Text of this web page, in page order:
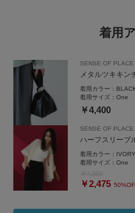
着用
SENSE OF PLACE
メタルツキキン
着用カラー：
着用サイズ：One
￥4,400
SENSE OF PLACE
ハーフスリーブ
着用カラー： IVORY
着用サイズ：One
￥2,475